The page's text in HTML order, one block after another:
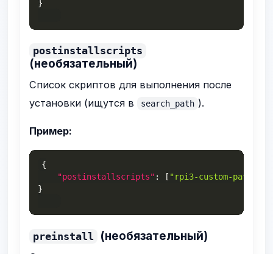
}
postinstallscripts
(необязательный)
Список скриптов для выполнения после
установки (ищутся в
search_path ).
Пример:
{
"postinstallscripts" : [ "rpi3-custom-
}
preinstall (необязательный)